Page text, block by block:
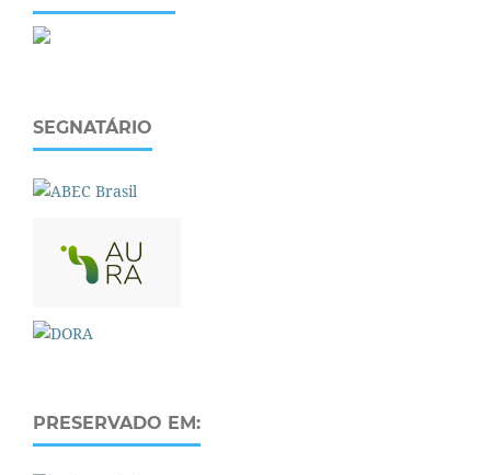
SEGNATÁRIO
PRESERVADO EM: